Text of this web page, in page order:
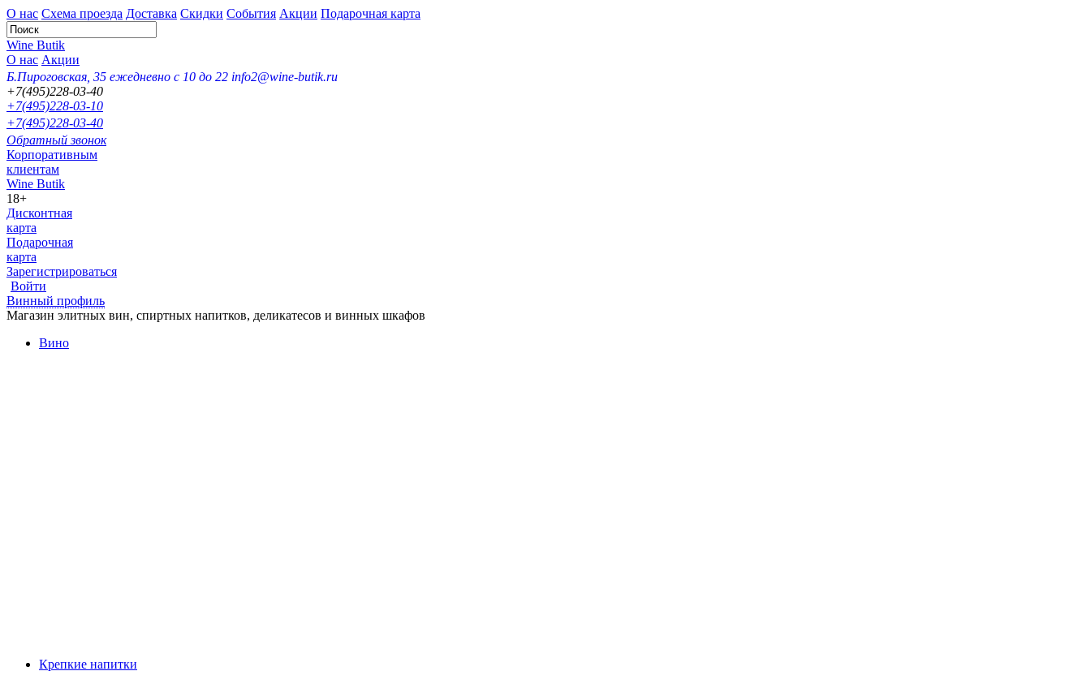
О нас Схема проезда Доставка Скидки События Акции Подарочная карта
Wine Butik
О нас Акции
Б.Пироговская, 35 ежедневно с 10 до 22 info2@wine-butik.ru
+7(495)228-03-40
+7(495)228-03-10
+7(495)228-03-40
Обратный звонок
Корпоративным
клиентам
Wine Butik
18+
Дисконтная
карта
Подарочная
карта
Зарегистрироваться
Войти
Винный профиль
Магазин элитных вин, спиртных напитков, деликатесов и винных шкафов
Вино
Крепкие напитки